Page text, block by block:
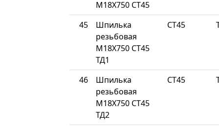
М18Х750 СТ45
45
Шпилька
резьбовая
М18Х750 СТ45
ТД1
СТ45
46
Шпилька
резьбовая
М18Х750 СТ45
ТД2
СТ45